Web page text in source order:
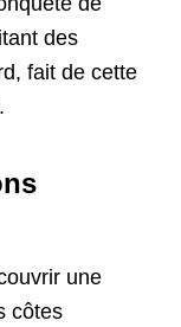
des
fait de cette
une
côtes